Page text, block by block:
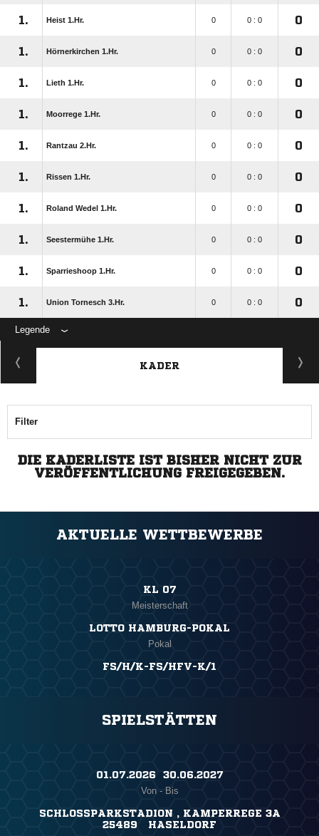
1. Heist 1.Hr. 0 0 : 0 0
1. Hörnerkirchen 1.Hr. 0 0 : 0 0
1. Lieth 1.Hr. 0 0 : 0 0
1. Moorrege 1.Hr. 0 0 : 0 0
1. Rantzau 2.Hr. 0 0 : 0 0
1. Rissen 1.Hr. 0 0 : 0 0
1. Roland Wedel 1.Hr. 0 0 : 0 0
1. Seestermühe 1.Hr. 0 0 : 0 0
1. Sparrieshoop 1.Hr. 0 0 : 0 0
1. Union Tornesch 3.Hr. 0 0 : 0 0
Legende
KADER
Filter
DIE KADERLISTE IST BISHER NICHT ZUR
VERÖFFENTLICHUNG FREIGEGEBEN.
AKTUELLE WETTBEWERBE
KL 07
Meisterschaft
LOTTO HAMBURG-POKAL
Pokal
FS/H/K-FS/HFV-K/1
SPIELSTÄTTEN
01.07.2026 ​ 30.06.2027
Von - Bis
SCHLOSSPARKSTADION , KAMPERREGE 3A
25489 HASELDORF